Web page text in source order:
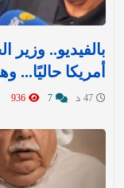
بالفيديو.. وزير
أمريكا